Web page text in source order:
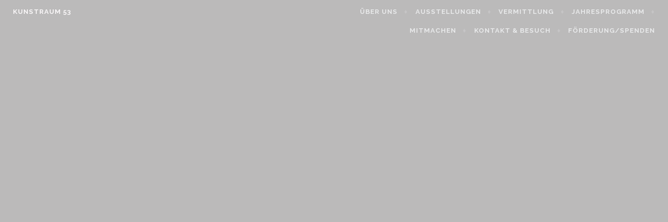
KUNSTRAUM 53 ÜBER UNS AUSSTELLUNGEN VERMITTLUNG JAHRESPROGRAMM
MITMACHEN KONTAKT & BESUCH FÖRDERUNG/SPENDEN